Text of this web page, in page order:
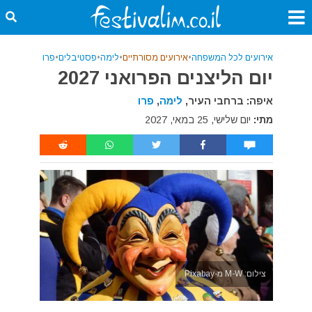
אירועים לכל המשפחה•אירועים מסורתיים•לימה•פסטיבלים•פרו
יום הליצנים הפרואני 2027
איפה: ברחבי העיר, לימה, פרו
מתי: יום שלישי, 25 במאי, 2027
צילום: M-W מ-Pixabay